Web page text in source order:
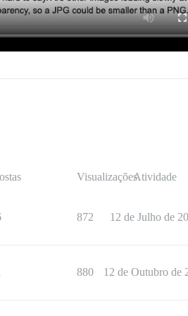
VisualizaçõesAtividade
872 12 de Julho de
880 12 de Outubro de